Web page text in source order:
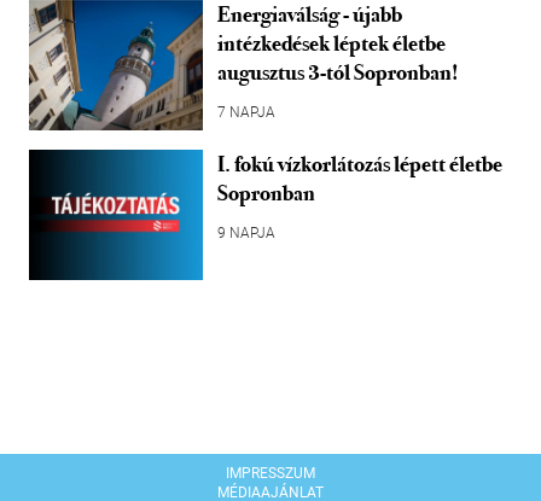
Energiaválság - újabb
intézkedések léptek életbe
augusztus 3-tól Sopronban!
7 NAPJA
I. fokú vízkorlátozás lépett életbe
Sopronban
9 NAPJA
IMPRESSZUM
MÉDIAAJÁNLAT